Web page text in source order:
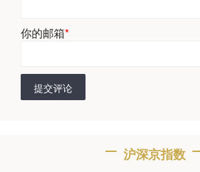
你的邮箱*
提交评论
沪深京指数